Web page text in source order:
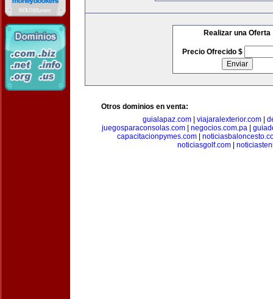
Realizar una Oferta
Precio Ofrecido $
Otros dominios en venta:
guialapaz.com
viajaralexterior.com
juegosparaconsolas.com| negocios.com.pa|
capacitacionpymes.com|
noticiasgolf.com|